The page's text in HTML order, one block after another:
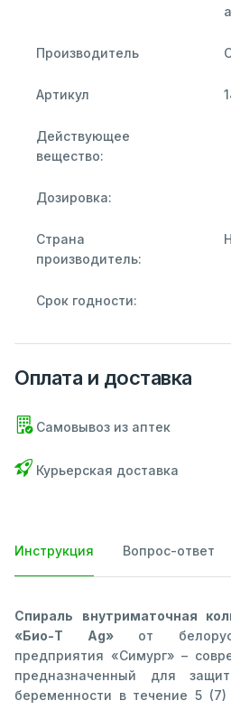
Производитель
Артикул
Действующее
вещество:
Дозировка:
Страна
производитель:
Срок годности:
Оплата и доставка
Самовывоз из аптек
Курьерская доставка
Инструкция Вопрос-ответ
Спираль внутриматочная
«Био-Т Ag»от
предприятия «Симург» –
предназначенный для
беременности в течение 5